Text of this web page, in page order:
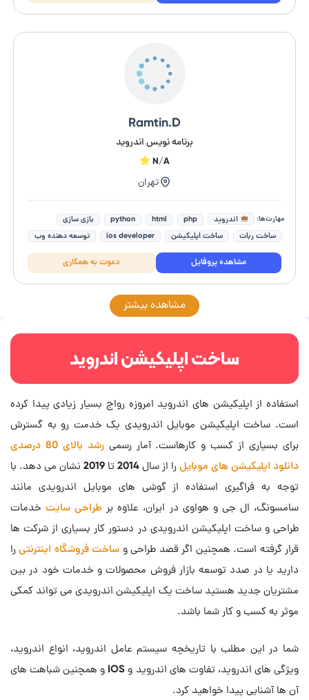
Ramtin.D
برنامه نویس اندروید
N/A
تهران
مهارت‌ها: اندروید php
html
python
بازی سازی
ساخت ربات
ساخت اپلیکیشن ios developer
توسعه دهنده وب
زبان برنامه نویسی SQL
مشاهده پروفایل دعوت به همکاری
مشاهده بیشتر
ساخت اپلیکیشن اندروید
استفاده از اپلیکیشن های اندروید امروزه رواج بسیار زیادی پیدا کرده
است. ساخت اپلیکیشن موبایل اندرویدی یک خدمت رو به گسترش
برای بسیاری از کسب و کارهاست. آمار رسمی
رشد بالای 80 درصدی
دانلود اپلیکیشن های موبایل
را از سال 2014 تا 2019 نشان می دهد. با
توجه به فراگیری استفاده از گوشی های موبایل اندرویدی مانند
سامسونگ، ال جی و هواوی در ایران، علاوه بر طراحی سایتخدمات
طراحی و ساخت اپلیکیشن اندرویدی در دستور کار بسیاری از شرکت ها
قرار گرفته است. همچنین اگر قصد طراحی و ساخت فروشگاه اینترنتیرا
دارید یا در صدد توسعه بازار فروش محصولات و خدمات خود در بین
مشتریان جدید هستید ساخت یک اپلیکیشن اندرویدی می تواند کمکی
موثر به کسب و کار شما باشد.
شما در این مطلب با تاریخچه سیستم عامل اندروید، انواع اندروید،
ویژگی های اندروید، تفاوت های اندروید و IOS و همچنین شباهت های
آن ها آشنایی پیدا خواهید کرد.